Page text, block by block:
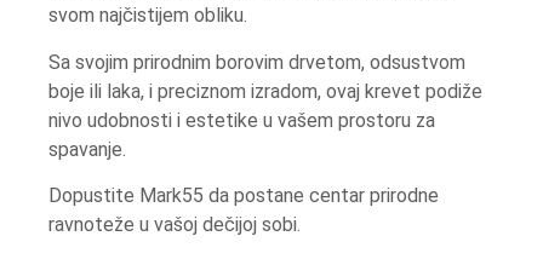
svom najčistijem obliku.
Sa svojim prirodnim borovim drvetom, odsustvom
boje ili laka, i preciznom izradom, ovaj krevet podiže
nivo udobnosti i estetike u vašem prostoru za
spavanje.
Dopustite Mark55 da postane centar prirodne
ravnoteže u vašoj dečijoj sobi.